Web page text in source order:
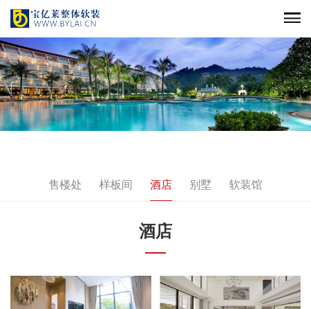
售楼处 样板间 酒店 别墅 软装馆
酒店